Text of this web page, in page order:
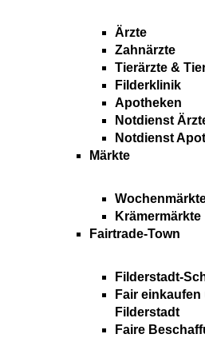
Ärzte
Zahnärzte
Tierärzte &
Filderklinik
Apotheken
Notdienst
Notdienst
Märkte
Krämermärkte
Fairtrade-Town
Filderstadt-
Fair
Filderstadt
Faire